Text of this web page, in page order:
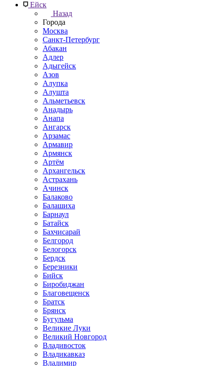
Ейск
Назад
Города
Москва
Санкт-Петербург
Абакан
Адлер
Адыгейск
Азов
Алупка
Алушта
Альметьевск
Анадырь
Анапа
Ангарск
Арзамас
Армавир
Армянск
Артём
Архангельск
Астрахань
Ачинск
Балаково
Балашиха
Барнаул
Батайск
Бахчисарай
Белгород
Белогорск
Бердск
Березники
Бийск
Биробиджан
Благовещенск
Братск
Брянск
Бугульма
Великие Луки
Великий Новгород
Владивосток
Владикавказ
Владимир